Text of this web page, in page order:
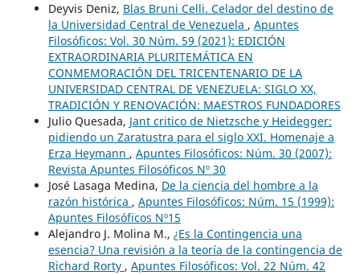
Deyvis Deniz, Blas Bruni Celli. Celador del destino de
la Universidad Central de Venezuela , Apuntes
Filosóficos: Vol. 30 Núm. 59 (2021): EDICIÓN
EXTRAORDINARIA PLURITEMÁTICA EN
CONMEMORACIÓN DEL TRICENTENARIO DE LA
UNIVERSIDAD CENTRAL DE VENEZUELA: SIGLO XX,
TRADICIÓN Y RENOVACIÓN: MAESTROS FUNDADORES
Julio Quesada, Jant critico de Nietzsche y Heidegger:
pidiendo un Zaratustra para el siglo XXI. Homenaje a
Erza Heymann , Apuntes Filosóficos: Núm. 30 (2007):
Revista Apuntes Filosóficos Nº 30
José Lasaga Medina, De la ciencia del hombre a la
razón histórica , Apuntes Filosóficos: Núm. 15 (1999):
Apuntes Filosóficos Nº15
Alejandro J. Molina M., ¿Es la Contingencia una
esencia? Una revisión a la teoría de la contingencia de
Richard Rorty , Apuntes Filosóficos: Vol. 22 Núm. 42